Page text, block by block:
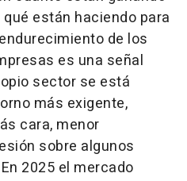
están haciendo para
de los
es una señal
sector se está
más exigente,
cara, menor
sobre algunos
2025 el mercado